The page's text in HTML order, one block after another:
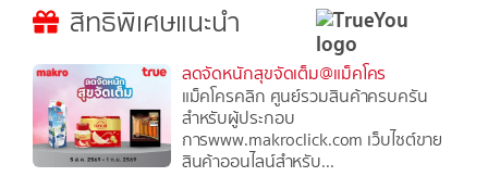
สิทธิพิเศษแนะนำ
ลดจัดหนักสุขจัดเต็ม@แม็คโคร
แม็คโครคลิก ศูนย์รวมสินค้าครบครัน
สำหรับผู้ประกอบ
การwww.makroclick.com เว็บไซต์ขาย
สินค้าออนไลน์สำหรับ...